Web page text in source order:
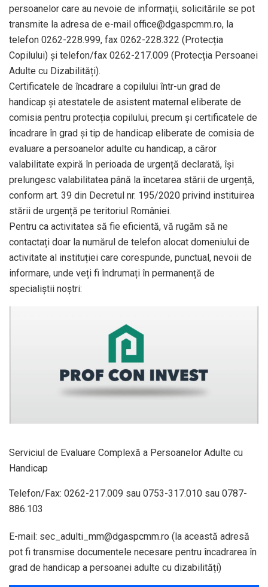
persoanelor care au nevoie de informații, solicitările se pot
transmite la adresa de e-mail office@dgaspcmm.ro, la
telefon 0262-228.999, fax 0262-228.322 (Protecția
Copilului) și telefon/fax 0262-217.009 (Protecția Persoanei
Adulte cu Dizabilități).
Certificatele de încadrare a copilului într-un grad de
handicap și atestatele de asistent maternal eliberate de
comisia pentru protecția copilului, precum și certificatele de
încadrare în grad și tip de handicap eliberate de comisia de
evaluare a persoanelor adulte cu handicap, a căror
valabilitate expiră în perioada de urgență declarată, își
prelungesc valabilitatea până la încetarea stării de urgență,
conform art. 39 din Decretul nr. 195/2020 privind instituirea
stării de urgență pe teritoriul României.
Pentru ca activitatea să fie eficientă, vă rugăm să ne
contactați doar la numărul de telefon alocat domeniului de
activitate al instituției care corespunde, punctual, nevoii de
informare, unde veți fi îndrumați în permanență de
specialiștii noștri:
Serviciul de Evaluare Complexă a Persoanelor Adulte cu
Handicap
Telefon/Fax: 0262-217.009 sau 0753-317.010 sau 0787-
886.103
E-mail: sec_adulti_mm@dgaspcmm.ro (la această adresă
pot fi transmise documentele necesare pentru încadrarea în
grad de handicap a persoanei adulte cu dizabilități)